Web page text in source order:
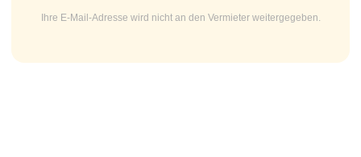
Ihre E-Mail-Adresse wird nicht an den Vermieter weitergegeben.